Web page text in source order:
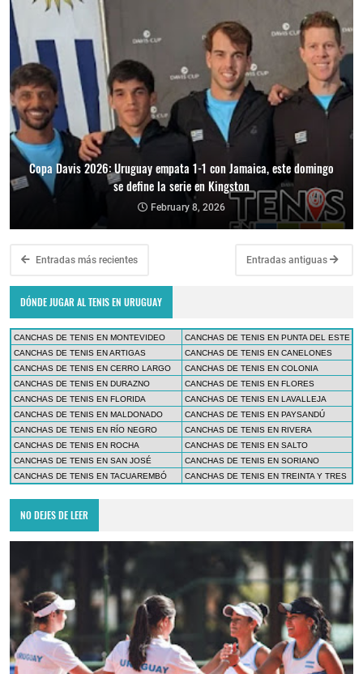
Copa Davis 2026: Uruguay empata 1-1 con Jamaica, este domingo
se define la serie en Kingston
February 8, 2026
Entradas más recientes Entradas antiguas
DÓNDE JUGAR AL TENIS EN URUGUAY
CANCHAS DE TENIS EN MONTEVIDEO
CANCHAS DE TENIS EN PUNTA DEL ESTE
CANCHAS DE TENIS EN ARTIGAS
CANCHAS DE TENIS EN CANELONES
CANCHAS DE TENIS EN CERRO LARGO
CANCHAS DE TENIS EN COLONIA
CANCHAS DE TENIS EN DURAZNO
CANCHAS DE TENIS EN FLORES
CANCHAS DE TENIS EN FLORIDA
CANCHAS DE TENIS EN LAVALLEJA
CANCHAS DE TENIS EN MALDONADO
CANCHAS DE TENIS EN PAYSANDÚ
CANCHAS DE TENIS EN RÍO NEGRO
CANCHAS DE TENIS EN RIVERA
CANCHAS DE TENIS EN ROCHA
CANCHAS DE TENIS EN SALTO
CANCHAS DE TENIS EN SAN JOSÉ
CANCHAS DE TENIS EN SORIANO
CANCHAS DE TENIS EN TACUAREMBÓ
CANCHAS DE TENIS EN TREINTA Y TRES
NO DEJES DE LEER